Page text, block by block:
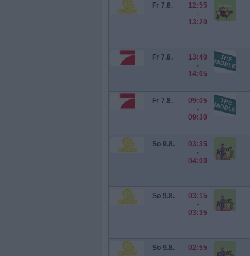
Fr 7.8.
12:55
-
13:20
Fr 7.8.
13:40
-
14:05
Fr 7.8.
09:05
-
09:30
So 9.8.
03:35
-
04:00
So 9.8.
03:15
-
03:35
So 9.8.
02:55